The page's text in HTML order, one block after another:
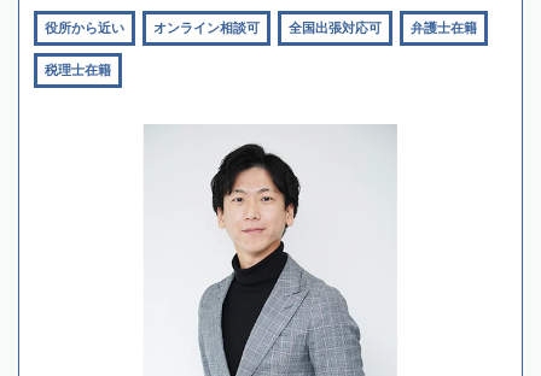
役所から近い オンライン相談可 全国出張対応可 弁護士在籍
税理士在籍